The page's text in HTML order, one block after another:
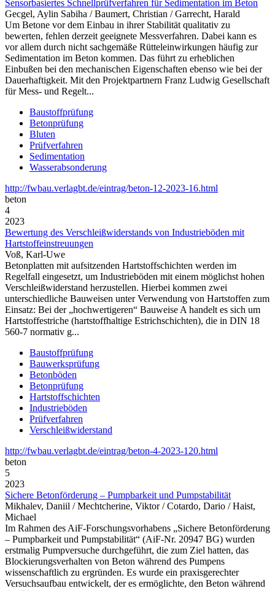
Sensorbasiertes Schnellprüfverfahren für Sedimentation im Beton
Gecgel, Aylin Sabiha / Baumert, Christian / Garrecht, Harald
Um Betone vor dem Einbau in ihrer Stabilität qualitativ zu
bewerten, fehlen derzeit geeignete Messverfahren. Dabei kann es
vor allem durch nicht sachgemäße Rütteleinwirkungen häufig zur
Sedimentation im Beton kommen. Das führt zu erheblichen
Einbußen bei den mechanischen Eigenschaften ebenso wie bei der
Dauerhaftigkeit. Mit den Projektpartnern Franz Ludwig Gesellschaft
für Mess- und Regelt...
Baustoffprüfung
Betonprüfung
Bluten
Prüfverfahren
Sedimentation
Wasserabsonderung
http://fwbau.verlagbt.de/eintrag/beton-12-2023-16.html
beton
4
2023
Bewertung des Verschleißwiderstands von Industrieböden mit
Hartstoffeinstreuungen
Voß, Karl-Uwe
Betonplatten mit aufsitzenden Hartstoffschichten werden im
Regelfall eingesetzt, um Industrieböden mit einem möglichst hohen
Verschleißwiderstand herzustellen. Hierbei kommen zwei
unterschiedliche Bauweisen unter Verwendung von Hartstoffen zum
Einsatz: Bei der „hochwertigeren“ Bauweise A handelt es sich um
Hartstoffestriche (hartstoffhaltige Estrichschichten), die in DIN 18
560-7 normativ g...
Baustoffprüfung
Bauwerksprüfung
Betonböden
Betonprüfung
Hartstoffschichten
Industrieböden
Prüfverfahren
Verschleißwiderstand
http://fwbau.verlagbt.de/eintrag/beton-4-2023-120.html
beton
5
2023
Sichere Betonförderung – Pumpbarkeit und Pumpstabilität
Mikhalev, Daniil / Mechtcherine, Viktor / Cotardo, Dario / Haist,
Michael
Im Rahmen des AiF-Forschungsvorhabens „Sichere Betonförderung
– Pumpbarkeit und Pumpstabilität“ (AiF-Nr. 20947 BG) wurden
erstmalig Pumpversuche durchgeführt, die zum Ziel hatten, das
Blockierungsverhalten von Beton während des Pumpens
wissenschaftlich zu ergründen. Es wurde ein praxisgerechter
Versuchsaufbau entwickelt, der es ermöglichte, den Beton während